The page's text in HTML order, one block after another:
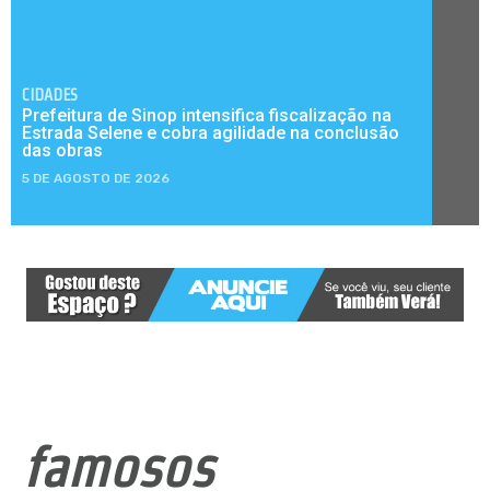
CIDADES
Prefeitura de Sinop intensifica fiscalização na
Estrada Selene e cobra agilidade na conclusão
das obras
5 DE AGOSTO DE 2026
famosos